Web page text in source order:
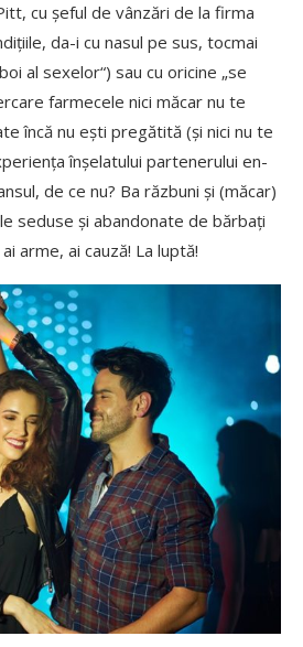
cu șeful de vânzări de la firma
da-i cu nasul pe sus, tocmai
al sexelor“) sau cu oricine „se
farmecele nici măcar nu te
încă nu ești pregătită (și nici nu te
înșelatului partenerului en-
de ce nu? Ba răzbuni și (măcar)
seduse și abandonate de bărbați
ai arme, ai cauză! La luptă!